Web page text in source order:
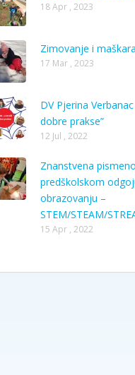
18 Apr , 2023
Zimovanje i
17 Mar , 2023
DV Pjerina
dobre prakse”
12 Jul , 2022
Znanstvena
predškolskom
obrazovanju –
STEM/STEAM/
15 Apr , 2022